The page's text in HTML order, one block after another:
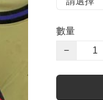
數量
−